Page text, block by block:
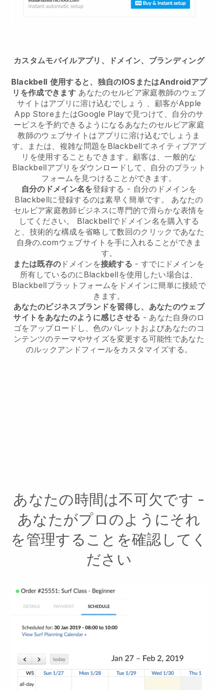
カスタムモバイルアプリ、ドメイン、ブランディング
Blackbell 使用すると、独自のIOSまたはAndroidアプ
リを作成できます あなたのセルビア家庭教師のウェブ
サイトはアプリに溶け込むでしょう 、顧客がApple
App StoreまたはGoogle Playで見つけて、自分のサ
ービスを予約できるようになる あなたのセルビア家庭
教師のウェブサイトはアプリに溶け込むでしょう ま
す。または、複雑な問題を Blackbellてネイティブアプ
リを使用することもできます。顧客は、一般的な
Blackbellアプリをダウンロードして、自分のプラット
フォームを見つけることができます。
自分のドメイン名を登録する - 自分のドメインを
Blackbellに登録するのは素早く簡単です。 あなたの
セルビア家庭教師ビジネスに専門的で滑らかな表情を
してください。
Blackbellでドメイン名を購入する
と、技術的な構成を省略して数回のクリックであなた
自身の.comウェブサイトを手に入れることができま
す。
または既存の ドメインを接続する - すでにドメインを
所有しているのにBlackbellを使用したい場合は、
Blackbellプラットフォームをドメインに簡単に接続で
きます。
あなたのビジネスブランドを習得し、あなたのウェブ
サイトをあなたのように感じさせる - あなた自身のロ
ゴをアップロードし、色のパレットおよびあなたのコ
ンテンツのテーマやサイズを変更する可能性であなた
のルックアンドフィールをカスタマイズする。
あなたの時間は不可欠です -
あなたがプロのようにそれ
を管理することを確認してく
ださい